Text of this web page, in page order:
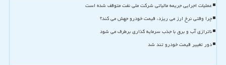
عملیات اجرایی جریمه مالیاتی شرکت ملی نفت متوقف شده است
چرا وقتی نرخ ارز می ریزد، قیمت خودرو جهش می کند؟
ناترازی آب و برق با جذب سرمایه گذاری برطرف می شود
دور تغییر قیمت خودرو تند شد